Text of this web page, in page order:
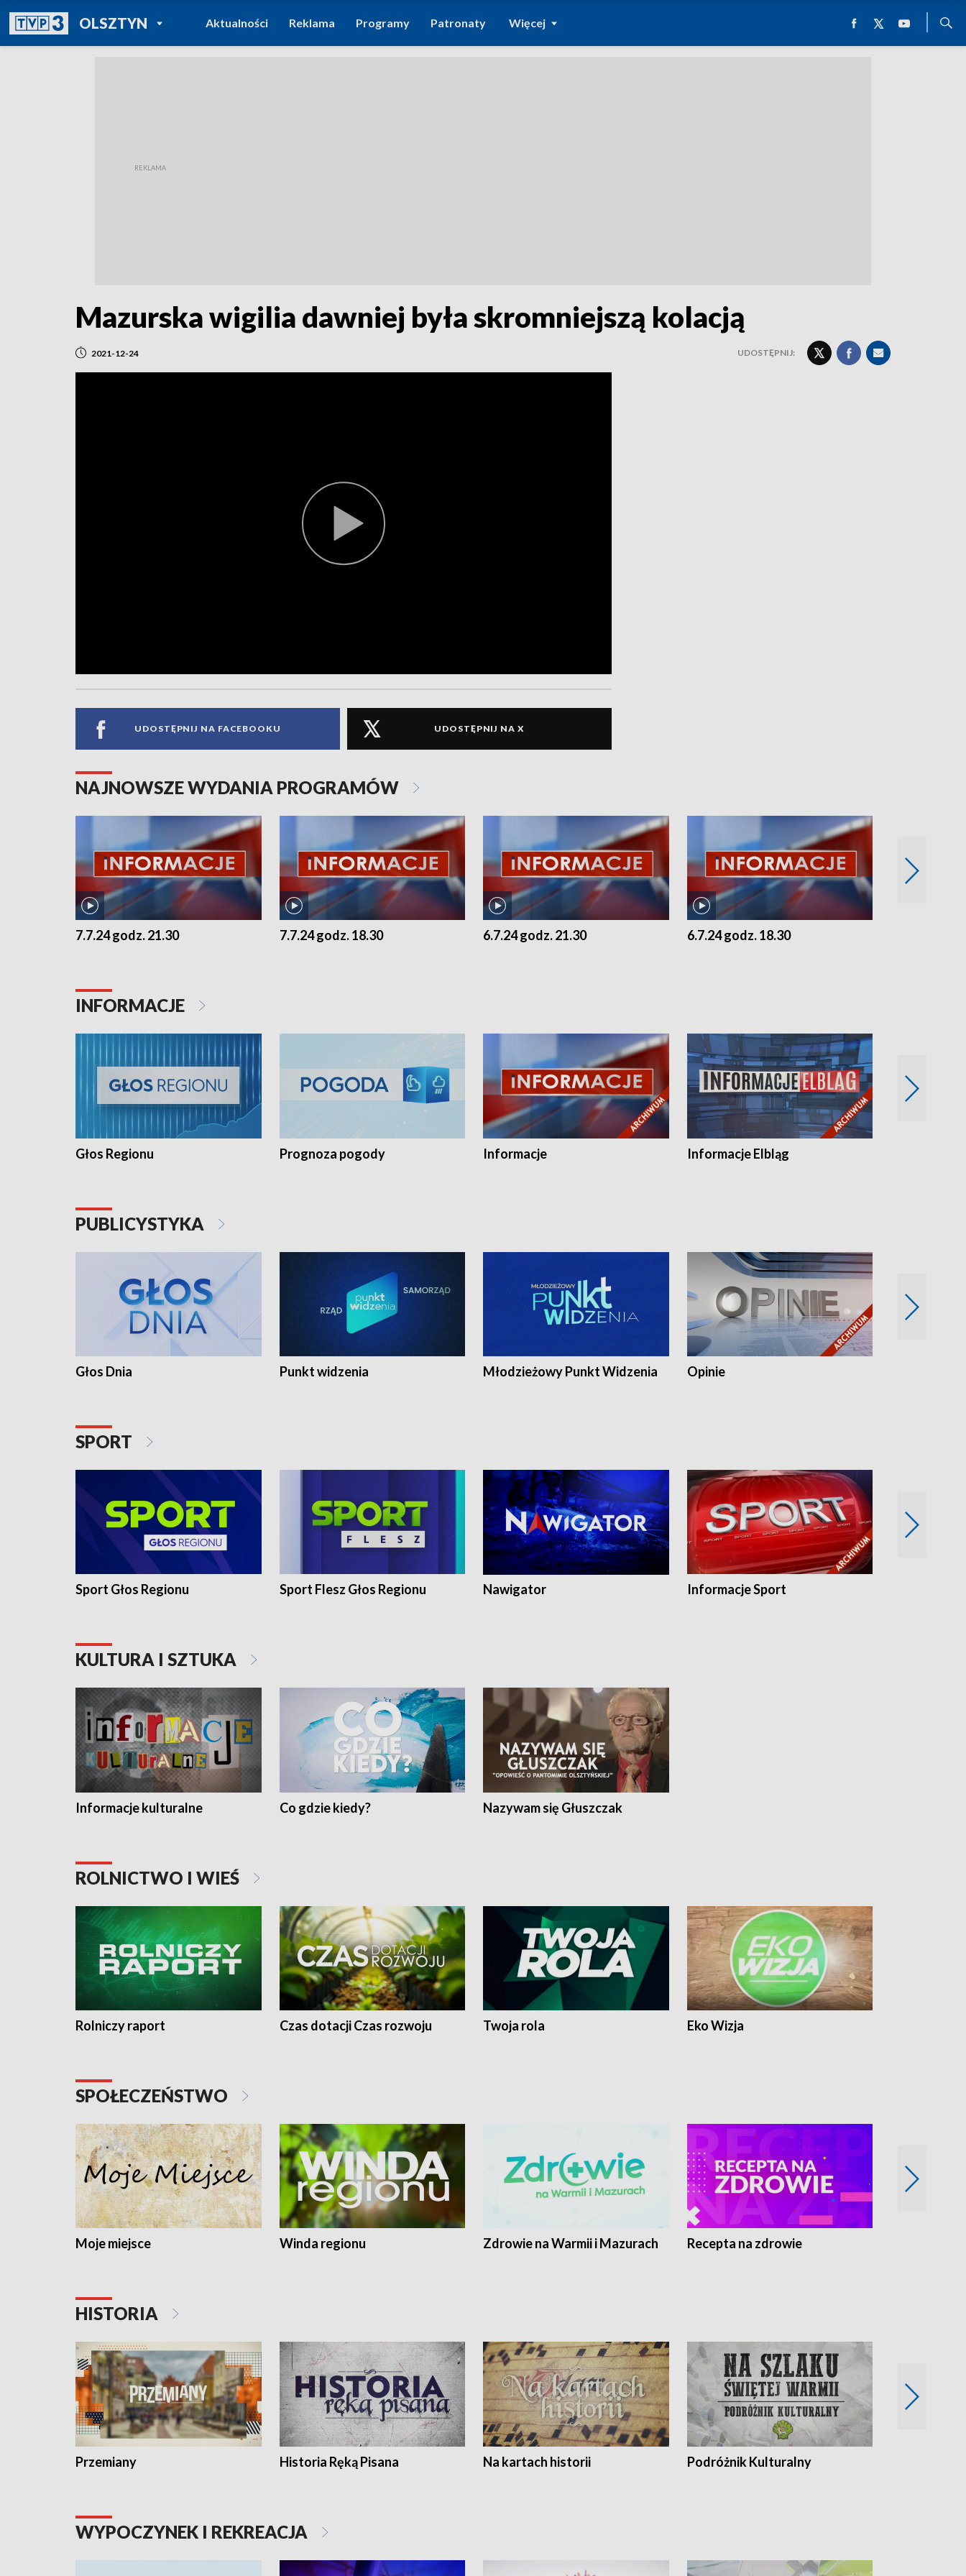
OLSZTYNPOWRÓT DO
TVP REGIONY
Aktualności Reklama Programy Patronaty Więcej
Mazurska wigilia dawniej była skromniejszą kolacją
2021-12-24 UDOSTĘPNIJ:
UDOSTĘPNIJ NA FACEBOOKU UDOSTĘPNIJ NA X
NAJNOWSZE WYDANIA PROGRAMÓW
7.7.24 godz. 21.30 7.7.24 godz. 18.30 6.7.24 godz. 21.30 6.7.24 godz. 18.30
INFORMACJE
Głos Regionu Prognoza pogody Informacje Informacje Elbląg
PUBLICYSTYKA
Głos Dnia Punkt widzenia Młodzieżowy Punkt Widzenia Opinie
SPORT
Sport Głos Regionu Sport Flesz Głos Regionu Nawigator Informacje Sport
KULTURA I SZTUKA
Informacje kulturalne Co gdzie kiedy? Nazywam się Głuszczak
ROLNICTWO I WIEŚ
Rolniczy raport Czas dotacji Czas rozwoju Twoja rola Eko Wizja
SPOŁECZEŃSTWO
Moje miejsce Winda regionu Zdrowie na Warmii i Mazurach Recepta na zdrowie
HISTORIA
Przemiany Historia Ręką Pisana Na kartach historii Podróżnik Kulturalny
WYPOCZYNEK I REKREACJA